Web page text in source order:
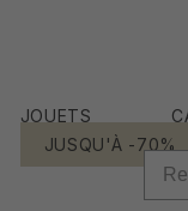
JOUETS
JUSQU'À -70%